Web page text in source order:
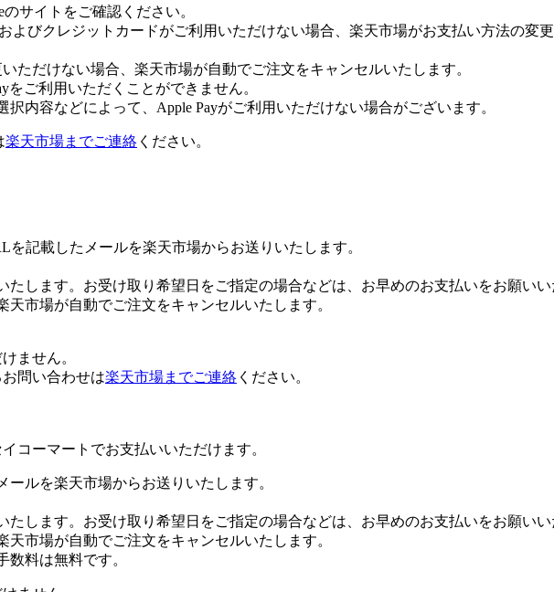
のサイトをご確認ください。
よびクレジットカードがご利用いただけない場合、楽天市場がお支払い方法の変
ただけない場合、楽天市場が自動でご注文をキャンセルいたします。
をご利用いただくことができません。
内容などによって、Apple Payがご利用いただけない場合がございます。
楽天市場までご連絡 ください。
記載したメールを楽天市場からお送りいたします。
します。お受け取り希望日をご指定の場合などは、お早めのお支払いをお願いい
市場が自動でご注文をキャンセルいたします。
ません。
問い合わせは楽天市場までご連絡 ください。
コーマートでお支払いいただけます。
ルを楽天市場からお送りいたします。
します。お受け取り希望日をご指定の場合などは、お早めのお支払いをお願いい
市場が自動でご注文をキャンセルいたします。
料は無料です。